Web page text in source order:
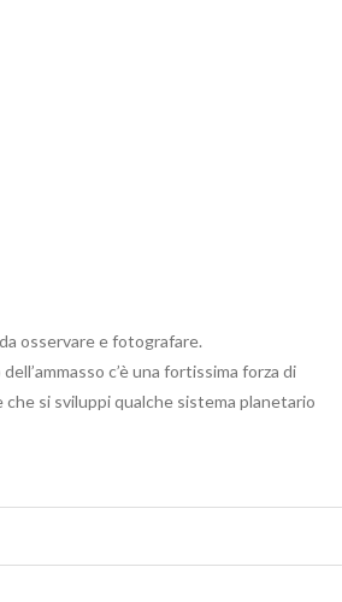
osservare e fotografare.
c’è una fortissima forza di
si sviluppi qualche sistema planetario